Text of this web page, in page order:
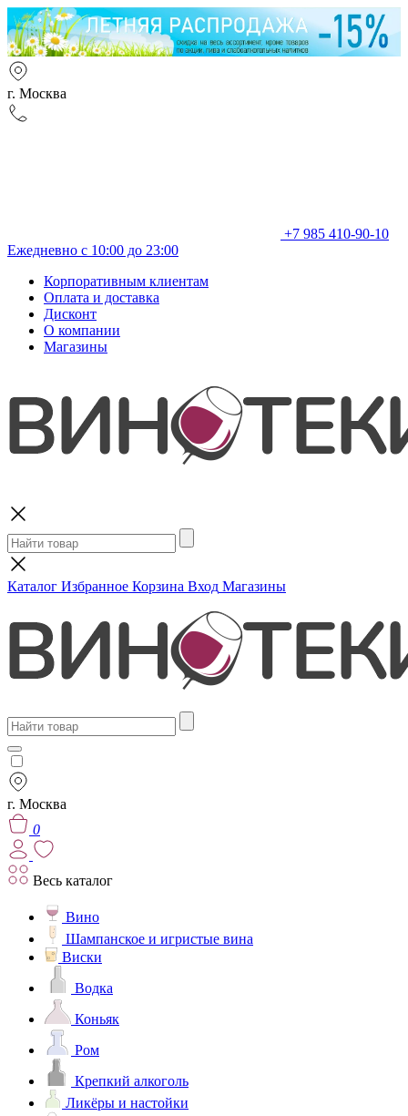
г. Москва
+7 985 410-90-10
Ежедневно с 10:00 до 23:00
Корпоративным клиентам
Оплата и доставка
Дисконт
О компании
Магазины
Каталог Избранное Корзина Вход Магазины
г. Москва
0
Весь каталог
Вино
Шампанское и игристые вина
Виски
Водка
Коньяк
Ром
Крепкий алкоголь
Ликёры и настойки